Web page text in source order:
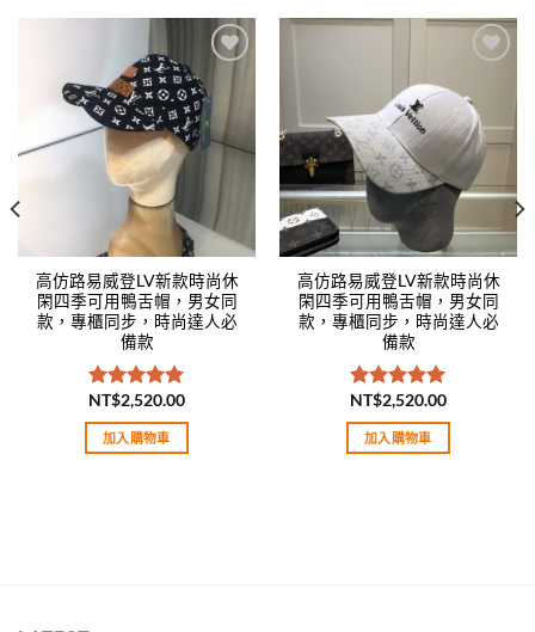
Add to
wishlist
高仿路易威登LV新款時尚休
閑四季可用鴨舌帽，男女同
款，專櫃同步，時尚達人必
備款
評分5.00
滿分 5
NT$2,520.00
加入購物車
wishlist
高仿路易威登LV新款時尚休
閑四季可用鴨舌帽，男女同
款，專櫃同步，時尚達人必
備款
評分5.00
滿分 5
NT$2,520.00
加入購物車